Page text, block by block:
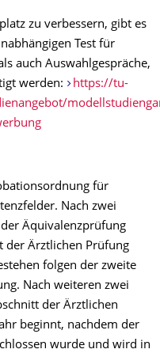
zu verbessern, gibt es
Test für
auch Auswahlgespräche,
werden:
https://tu-
für
Nach zwei
der Äquivalenzprüfung
der Ärztlichen Prüfung
folgen der zweite
Nach weiteren zwei
der Ärztlichen
beginnt, nachdem der
wurde und wird in